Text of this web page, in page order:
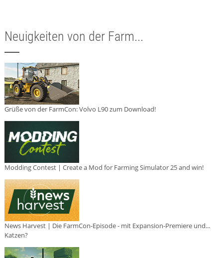
Neuigkeiten von der Farm...
Grüße von der FarmCon: Volvo L90 zum Download!
Modding Contest | Create a Mod for Farming Simulator 25 and win!
News Harvest | Die FarmCon-Episode - mit Expansion-Premiere und...
Katzen?